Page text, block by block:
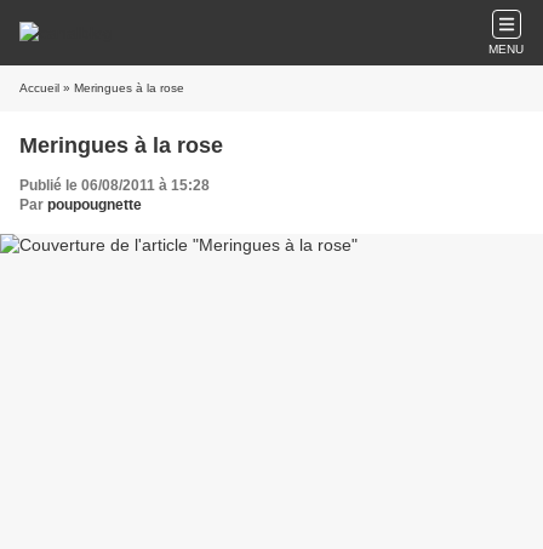
MENU
Accueil » Meringues à la rose
Meringues à la rose
Publié le 06/08/2011 à 15:28
Par poupougnette